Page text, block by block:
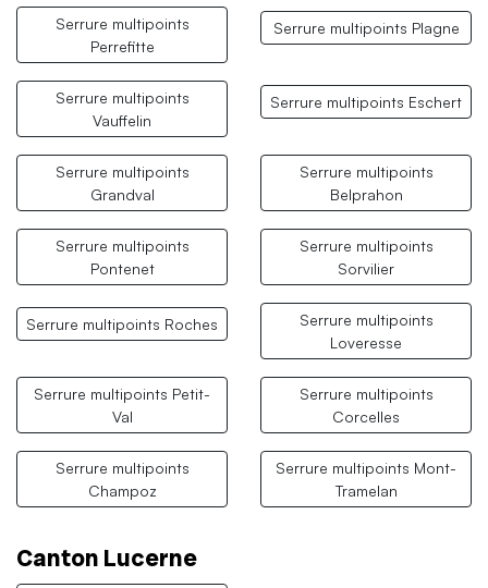
Serrure multipoints
Perrefitte
Serrure multipoints Plagne
Serrure multipoints
Vauffelin
Serrure multipoints Eschert
Serrure multipoints
Grandval
Serrure multipoints
Belprahon
Serrure multipoints
Pontenet
Serrure multipoints
Sorvilier
Serrure multipoints Roches
Serrure multipoints
Loveresse
Serrure multipoints Petit-
Val
Serrure multipoints
Corcelles
Serrure multipoints
Champoz
Serrure multipoints Mont-
Tramelan
Canton Lucerne